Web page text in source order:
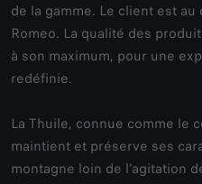
de la gamme. Le client est
Romeo. La qualité des
à son maximum, pour une
redéfinie.
La Thuile, connue comme le
maintient et préserve ses
montagne loin de l'agitation